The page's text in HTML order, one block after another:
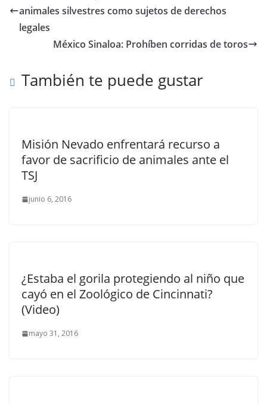
animales silvestres como sujetos de derechos
legales
México Sinaloa: Prohíben corridas de toros
También te puede gustar
Misión Nevado enfrentará recurso a
favor de sacrificio de animales ante el
TSJ
junio 6, 2016
¿Estaba el gorila protegiendo al niño que
cayó en el Zoológico de Cincinnati?
(Video)
mayo 31, 2016